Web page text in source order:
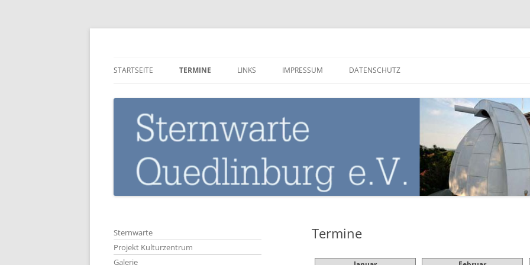
Zum
STARTSEITE TERMINE LINKS IMPRESSUM DATENSCHUTZ
Termine
Sternwarte
Projekt Kulturzentrum
Galerie